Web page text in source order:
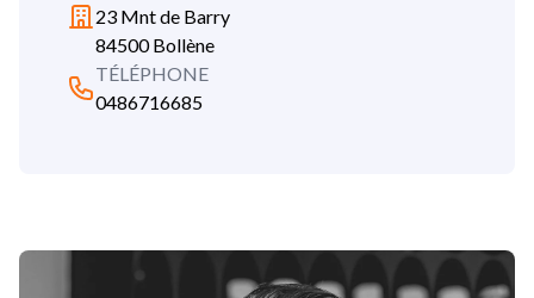
23 Mnt de Barry
84500 Bollène
TÉLÉPHONE
0486716685